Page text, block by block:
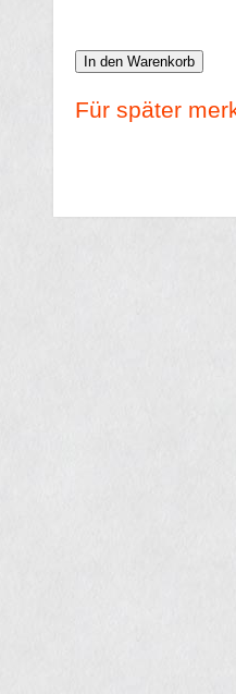
In den Warenkorb
Für später